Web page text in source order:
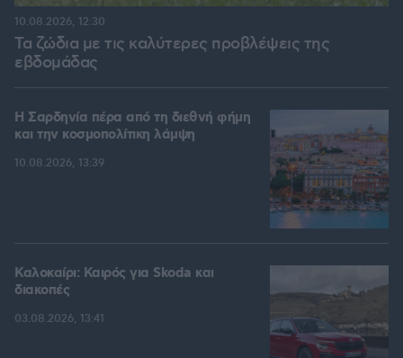
Τα ζώδια με τις καλύτερες προβλέψεις της
εβδομάδας
10.08.2026, 12:30
Η Σαρδηνία πέρα από τη διεθνή φήμη
και την κοσμοπολίτικη λάμψη
10.08.2026, 13:39
Καλοκαίρι: Καιρός για Skoda και
διακοπές
03.08.2026, 13:41